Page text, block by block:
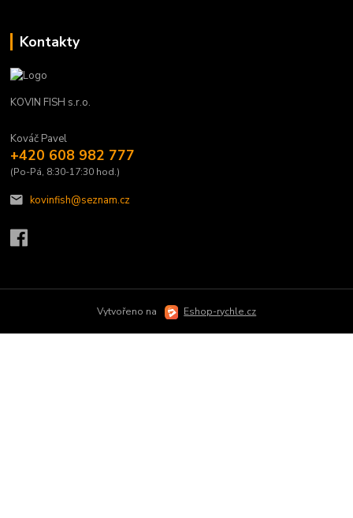
Kontakty
KOVIN FISH s.r.o.
Kováč Pavel
+420 608 982 777
(Po-Pá, 8:30-17:30 hod.)
kovinfish@seznam.cz
Vytvořeno na Eshop-rychle.cz